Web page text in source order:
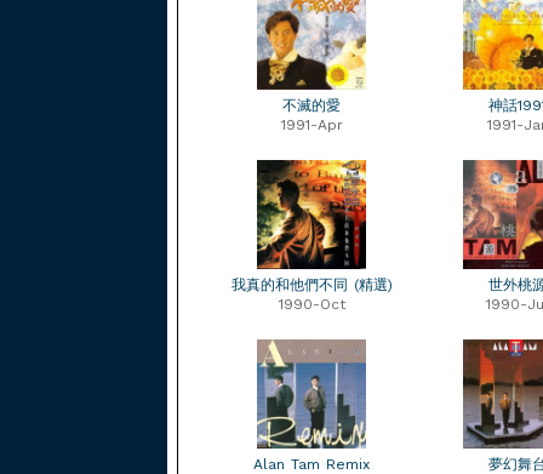
不滅的愛
1991-Apr
神話
1991-
我真的和他們不同 (精選)
1990-Oct
世外桃
1990-
Alan Tam Remix
夢幻舞